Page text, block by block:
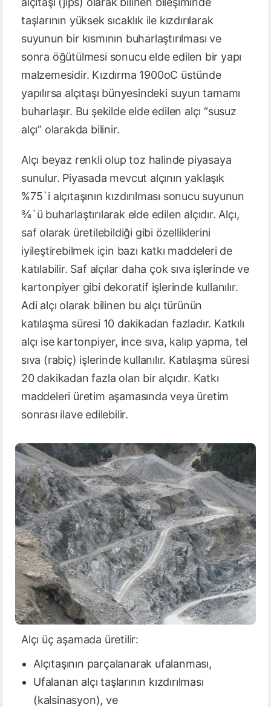
taşlarının yüksek sıcaklık ile kızdırılarak
suyunun bir kısmının buharlaştırılması ve
sonra öğütülmesi sonucu elde edilen bir yapı
malzemesidir. Kızdırma 1900oC üstünde
yapılırsa alçıtaşı bünyesindeki suyun tamamı
buharlaşır. Bu şekilde elde edilen alçı “susuz
alçı” olarakda bilinir.
Alçı beyaz renkli olup toz halinde piyasaya
sunulur. Piyasada mevcut alçının yaklaşık
%75`i alçıtaşının kızdırılması sonucu suyunun
¾`ü buharlaştırılarak elde edilen alçıdır. Alçı,
saf olarak üretilebildiği gibi özelliklerini
iyileştirebilmek için bazı katkı maddeleri de
katılabilir. Saf alçılar daha çok sıva işlerinde ve
kartonpiyer gibi dekoratif işlerinde kullanılır.
Adi alçı olarak bilinen bu alçı türünün
katılaşma süresi 10 dakikadan fazladır. Katkılı
alçı ise kartonpiyer, ince sıva, kalıp yapma, tel
sıva (rabiç) işlerinde kullanılır. Katılaşma süresi
20 dakikadan fazla olan bir alçıdır. Katkı
maddeleri üretim aşamasında veya üretim
sonrası ilave edilebilir.
Alçı üç aşamada üretilir:
Alçıtaşının parçalanarak ufalanması,
Ufalanan alçı taşlarının kızdırılması
(kalsinasyon), ve